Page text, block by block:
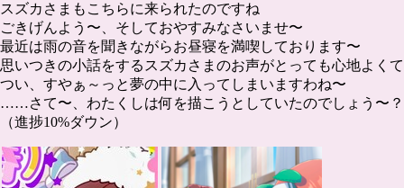
スズカさまもこちらに来られたのですね
ごきげんよう〜、そしておやすみなさいませ〜
最近は雨の音を聞きながらお昼寝を満喫しております〜
思いつきの小話をするスズカさまのお声がとっても心地よくて
つい、すやぁ～っと夢の中に入ってしまいますわね〜
……さて〜、わたくしは何を描こうとしていたのでしょう〜？
（進捗10%ダウン）